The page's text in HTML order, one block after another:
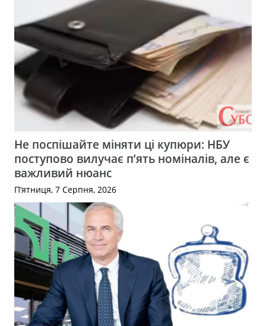
Не поспішайте міняти ці купюри: НБУ
поступово вилучає п’ять номіналів, але є
важливий нюанс
П’ятниця, 7 Серпня, 2026